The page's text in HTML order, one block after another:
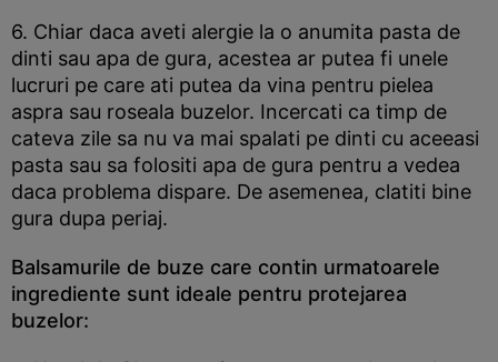
6. Chiar daca aveti alergie la o anumita pasta de
dinti sau apa de gura, acestea ar putea fi unele
lucruri pe care ati putea da vina pentru pielea
aspra sau roseala buzelor. Incercati ca timp de
cateva zile sa nu va mai spalati pe dinti cu aceeasi
pasta sau sa folositi apa de gura pentru a vedea
daca problema dispare. De asemenea, clatiti bine
gura dupa periaj.
Balsamurile de buze care contin urmatoarele
ingrediente sunt ideale pentru protejarea
buzelor: